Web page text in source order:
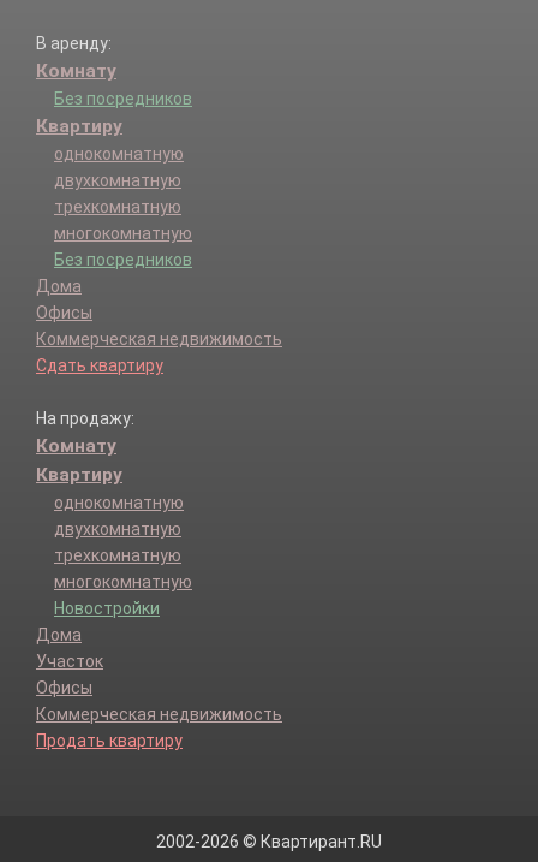
В аренду:
Комнату
Без посредников
Квартиру
однокомнатную
двухкомнатную
трехкомнатную
многокомнатную
Без посредников
Дома
Офисы
Коммерческая недвижимость
Сдать квартиру
На продажу:
Комнату
Квартиру
однокомнатную
двухкомнатную
трехкомнатную
многокомнатную
Новостройки
Дома
Участок
Офисы
Коммерческая недвижимость
Продать квартиру
2002-2026 © Квартирант.RU